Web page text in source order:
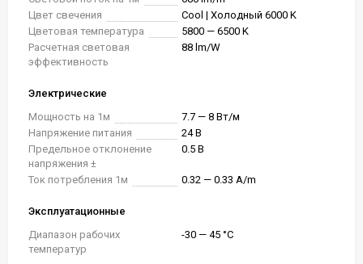
Цвет свечения
Cool | Холодный 6000 K
Цветовая температура
5800 — 6500 K
Расчетная световая
эффективность
88 lm/W
Электрические
Мощность на 1м
7.7 — 8 Вт/м
Напряжение питания
24 В
Предельное отклонение
напряжения ±
0.5 В
Ток потребления 1м 0.32 — 0.33 A/m
Эксплуатационные
Диапазон рабочих
температур
-30 — 45 °C